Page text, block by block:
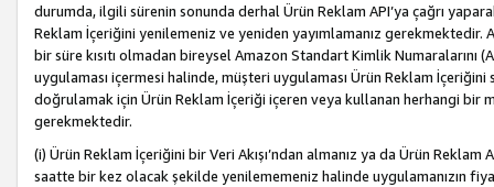
durumda, ilgili sürenin sonunda derhal Ürün Reklam API’ya çağrı
Reklam İçeriğini yenilemeniz ve yeniden yayımlamanız gerekmektedir.
bir süre kısıtı olmadan bireysel Amazon Standart Kimlik Numaralarını
uygulaması içermesi halinde, müşteri uygulaması Ürün Reklam
doğrulamak için Ürün Reklam İçeriği içeren veya kullanan herhangi bir
gerekmektedir.
(i) Ürün Reklam İçeriğini bir Veri Akışı’ndan almanız ya da Ürün
saatte bir kez olacak şekilde yenilememeniz halinde uygulamanızın